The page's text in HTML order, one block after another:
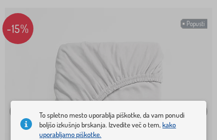
Popusti
-15%
To spletno mesto uporablja piškotke, da vam ponudi
boljšo izkušnjo brskanja. Izvedite več o tem,kako
uporabljamo piškotke.